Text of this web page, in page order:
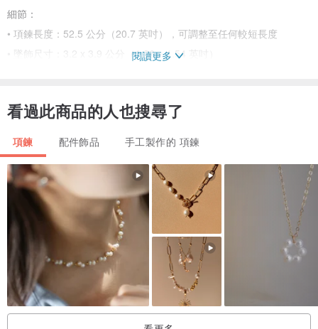
細節：
• 項鍊長度：52.5 公分（20.7 英吋），可調整至任何較短長度
• 墜飾尺寸：3.2 x 3.9 公分（1.26 × 1.54 英吋）
• 手工製作
贈禮推薦
一份既堅定又貼心的選擇，適合生日、週年紀念或各種重要時刻。手
工製作、值得收藏，且絕不落俗套——這是一件讓人一戴上便感受到
個人連結的飾品。
閱讀更多
看過此商品的人也搜尋了
項鍊 配件飾品 手工製作的 項鍊